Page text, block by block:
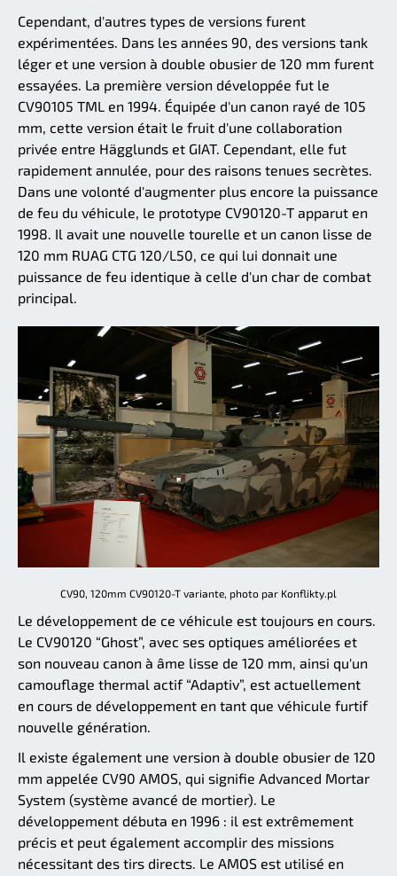
Cependant, d'autres types de versions furent
expérimentées. Dans les années 90, des versions tank
léger et une version à double obusier de 120 mm furent
essayées. La première version développée fut le
CV90105 TML en 1994. Équipée d'un canon rayé de 105
mm, cette version était le fruit d'une collaboration
privée entre Hägglunds et GIAT. Cependant, elle fut
rapidement annulée, pour des raisons tenues secrètes.
Dans une volonté d'augmenter plus encore la puissance
de feu du véhicule, le prototype CV90120-T apparut en
1998. Il avait une nouvelle tourelle et un canon lisse de
120 mm RUAG CTG 120/L50, ce qui lui donnait une
puissance de feu identique à celle d'un char de combat
principal.
CV90, 120mm CV90120-T variante, photo par Konflikty.pl
Le développement de ce véhicule est toujours en cours.
Le CV90120 “Ghost”, avec ses optiques améliorées et
son nouveau canon à âme lisse de 120 mm, ainsi qu'un
camouflage thermal actif “Adaptiv”, est actuellement
en cours de développement en tant que véhicule furtif
nouvelle génération.
Il existe également une version à double obusier de 120
mm appelée CV90 AMOS, qui signifie Advanced Mortar
System (système avancé de mortier). Le
développement débuta en 1996 : il est extrêmement
précis et peut également accomplir des missions
nécessitant des tirs directs. Le AMOS est utilisé en